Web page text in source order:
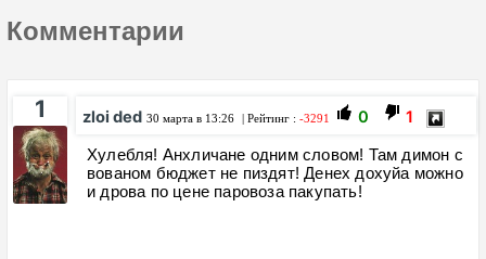
Комментарии
1 zloi ded 30 марта в 13:26 | Рейтинг : -3291 0 1
Хулебля! Анхличане одним словом! Там димон с
вованом бюджет не пиздят! Денех дохуйа можно
и дрова по цене паровоза пакупать!